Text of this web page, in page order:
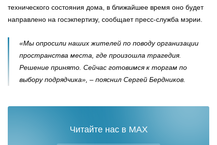
технического состояния дома, в ближайшее время оно будет
направлено на госэкпертизу, сообщает пресс-служба мэрии.
«Мы опросили наших жителей по поводу организации
пространства места, где произошла трагедия.
Решение принято. Сейчас готовимся к торгам по
выбору подрядчика», – пояснил Сергей Бердников.
Читайте нас в MAX